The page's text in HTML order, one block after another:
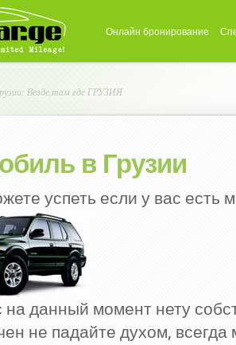
Онлайн бронирование
Везде,там где ГРУЗИЯ
в Грузии
успеть если у вас есть
на данный момент нету
не падайте духом,